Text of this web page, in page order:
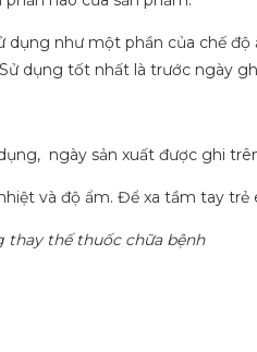
như một phần của chế
dụng tốt nhất là trước ngày
ngày sản xuất được ghi
và độ ẩm. Để xa tầm tay trẻ
thay thế thuốc chữa bệnh